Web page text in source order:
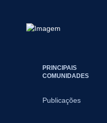
PRINCIPAIS
COMUNIDADES
Publicações